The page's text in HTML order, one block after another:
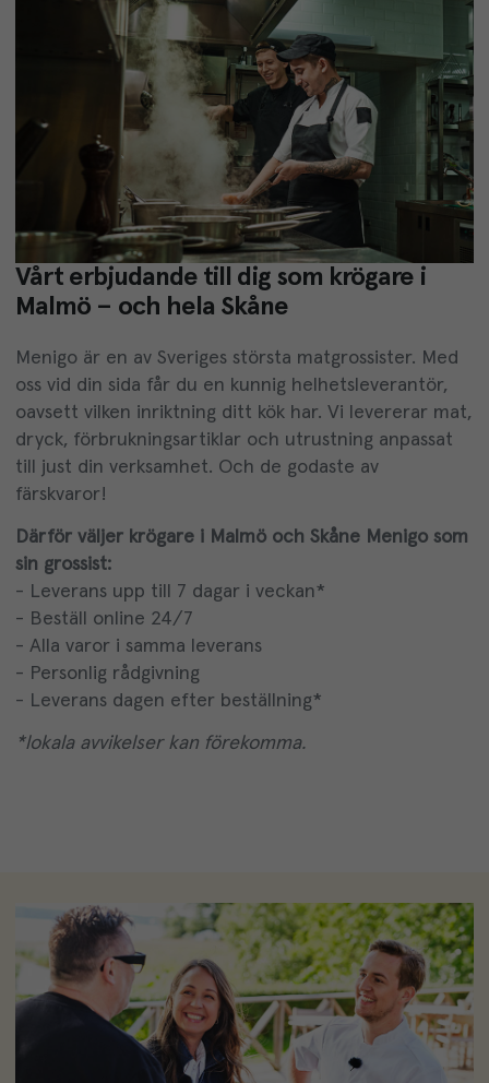
Vårt erbjudande till dig som krögare i
Malmö – och hela Skåne
Menigo är en av Sveriges största matgrossister. Med
oss vid din sida får du en kunnig helhetsleverantör,
oavsett vilken inriktning ditt kök har. Vi levererar mat,
dryck, förbrukningsartiklar och utrustning anpassat
till just din verksamhet. Och de godaste av
färskvaror!
Därför väljer krögare i Malmö och Skåne Menigo som
sin grossist:
- Leverans upp till 7 dagar i veckan*
- Beställ online 24/7
- Alla varor i samma leverans
- Personlig rådgivning
- Leverans dagen efter beställning*
*lokala avvikelser kan förekomma.